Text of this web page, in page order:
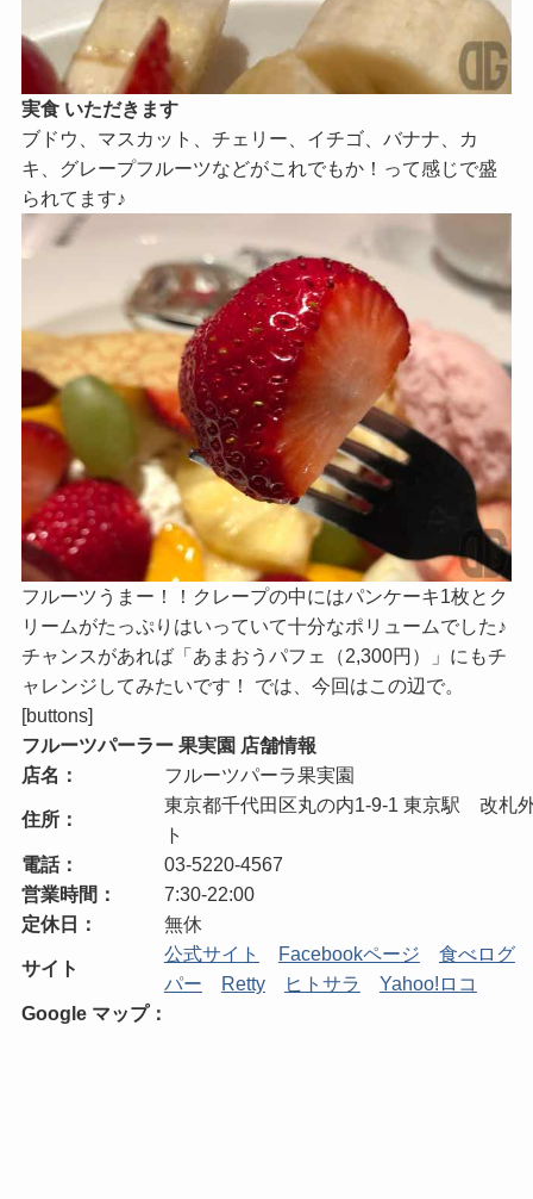
実食 いただきます
ブドウ、マスカット、チェリー、イチゴ、バナナ、カ
キ、グレープフルーツなどがこれでもか！って感じで盛
られてます♪
フルーツうまー！！クレープの中にはパンケーキ1枚とク
リームがたっぷりはいっていて十分なポリュームでした♪
チャンスがあれば「あまおうパフェ（2,300円）」にもチ
ャレンジしてみたいです！ では、今回はこの辺で。
[buttons]
フルーツパーラー 果実園 店舗情報
店名：
フルーツパーラ果実園
住所：
東京都千代田区丸の内1-9-1 東京駅 改札
ト
電話：
03-5220-4567
営業時間：
7:30-22:00
定休日：
無休
サイト
公式サイト Facebookページ
食べログ
パー
Retty ヒトサラ
Yahoo!ロコ
Google マップ：